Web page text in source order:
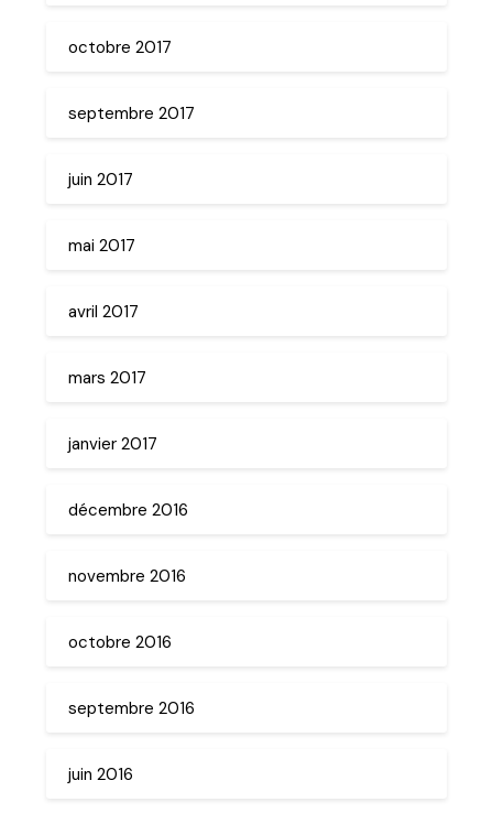
octobre 2017
septembre 2017
juin 2017
mai 2017
avril 2017
mars 2017
janvier 2017
décembre 2016
novembre 2016
octobre 2016
septembre 2016
juin 2016